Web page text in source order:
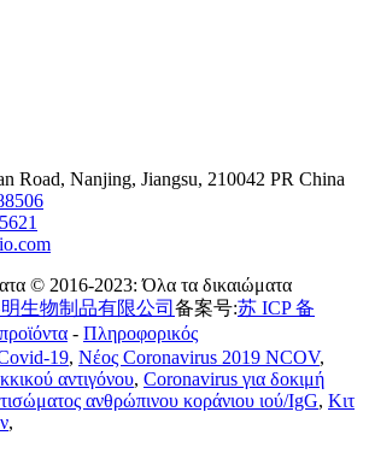
Road, Nanjing, Jiangsu, 210042 PR China
© 2016-2023: Όλα τα δικαιώματα
生物制品有限公司 备案号:苏 ICP 备
- Πληροφορικός
19, Νέος Coronavirus 2019 NCOV,
αντιγόνου, Coronavirus για δοκιμή
ανθρώπινου κοράνιου ιού/IgG, Κιτ
,